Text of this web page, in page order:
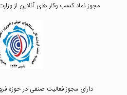
مجوز نماد کسب وکار های آنلاین از
دارای مجوز فعالیت صنفی در حوزه